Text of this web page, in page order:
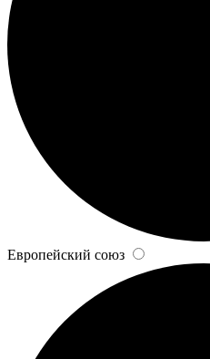
Европейский союз